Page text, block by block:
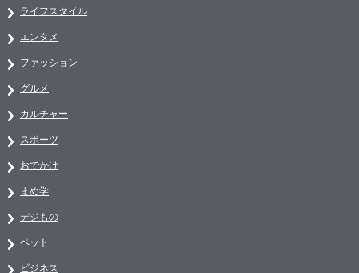
ライフスタイル
エンタメ
ファッション
グルメ
カルチャー
スポーツ
おでかけ
まめ学
デジもの
ペット
ビジネス